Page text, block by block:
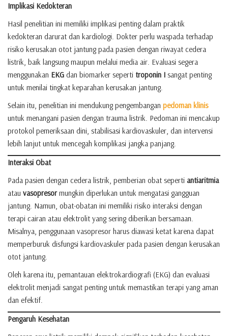
Implikasi Kedokteran
Hasil penelitian ini memiliki implikasi penting dalam praktik
kedokteran darurat dan kardiologi. Dokter perlu waspada terhadap
risiko kerusakan otot jantung pada pasien dengan riwayat cedera
listrik, baik langsung maupun melalui media air. Evaluasi segera
menggunakan EKG dan biomarker seperti troponin I sangat penting
untuk menilai tingkat keparahan kerusakan jantung.
Selain itu, penelitian ini mendukung pengembangan pedoman klinis
untuk menangani pasien dengan trauma listrik. Pedoman ini mencakup
protokol pemeriksaan dini, stabilisasi kardiovaskuler, dan intervensi
lebih lanjut untuk mencegah komplikasi jangka panjang.
Interaksi Obat
Pada pasien dengan cedera listrik, pemberian obat seperti antiaritmia
atau vasopresormungkin diperlukan untuk mengatasi gangguan
jantung. Namun, obat-obatan ini memiliki risiko interaksi dengan
terapi cairan atau elektrolit yang sering diberikan bersamaan.
Misalnya, penggunaan vasopresor harus diawasi ketat karena dapat
memperburuk disfungsi kardiovaskuler pada pasien dengan kerusakan
otot jantung.
Oleh karena itu, pemantauan elektrokardiografi (EKG) dan evaluasi
elektrolit menjadi sangat penting untuk memastikan terapi yang aman
dan efektif.
Pengaruh Kesehatan